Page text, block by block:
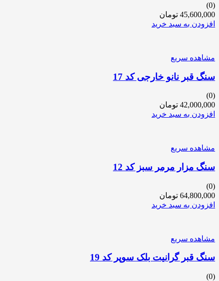
(0)
45,600,000 تومان
افزودن به سبد خرید
مشاهده سریع
سنگ قبر نانو خارجی کد 17
(0)
42,000,000 تومان
افزودن به سبد خرید
مشاهده سریع
سنگ مزار مرمر سبز کد 12
(0)
64,800,000 تومان
افزودن به سبد خرید
مشاهده سریع
سنگ قبر گرانیت بلک سوپر کد 19
(0)